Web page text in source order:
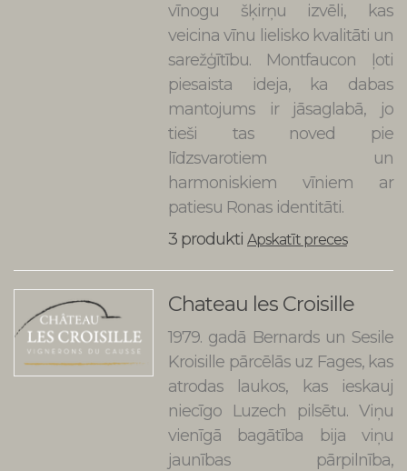
vīnogu šķirņu izvēli, kas
veicina vīnu lielisko kvalitāti un
sarežģītību. Montfaucon ļoti
piesaista ideja, ka dabas
mantojums ir jāsaglabā, jo
tieši tas noved pie
līdzsvarotiem un
harmoniskiem vīniem ar
patiesu Ronas identitāti.
3 produkti Apskatīt preces
Chateau les Croisille
1979. gadā Bernards un Sesile
Kroisille pārcēlās uz Fages, kas
atrodas laukos, kas ieskauj
niecīgo Luzech pilsētu. Viņu
vienīgā bagātība bija viņu
jaunības pārpilnība,